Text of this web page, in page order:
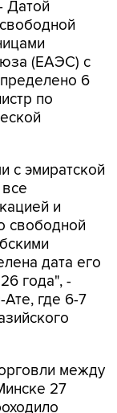
(ЕАЭС) с
6
по
эмиратской
и
свободной
дата его
года", -
где 6-7
между